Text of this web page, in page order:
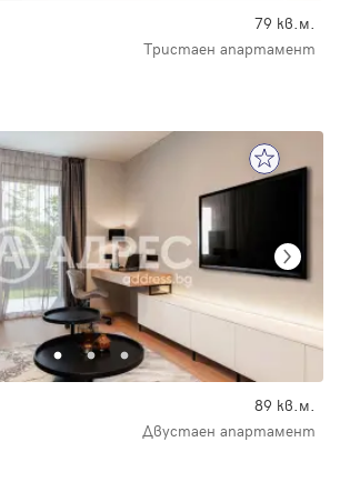
79 кв.м.
Тристаен апартамент
89 кв.м.
Двустаен апартамент